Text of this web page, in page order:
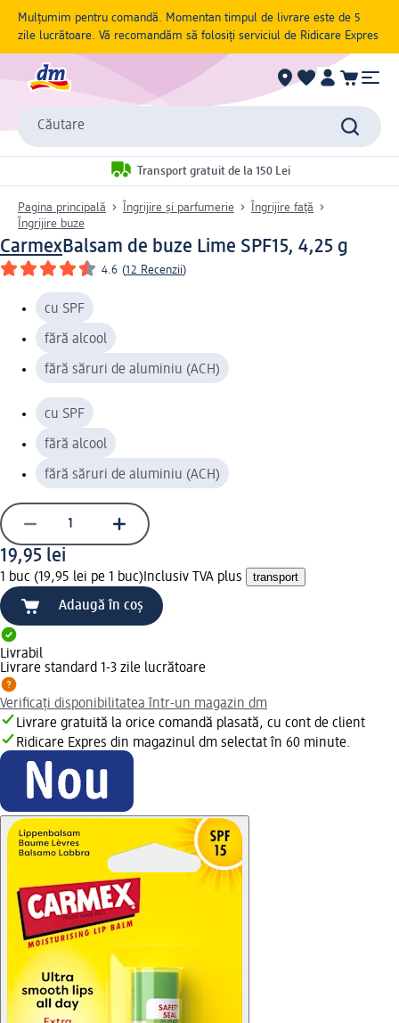
Mulțumim pentru comandă. Momentan timpul de livrare este de 5
zile lucrătoare. Vă recomandăm să folosiți serviciul de Ridicare Expres
Căutare
Transport gratuit de la 150 Lei
Pagina principală Îngrijire și parfumerie
Îngrijire față
Îngrijire buze
CarmexBalsam de buze Lime SPF15, 4,25 g
4.6 (12 Recenzii)
cu SPF
fără alcool
fără săruri de aluminiu (ACH)
cu SPF
fără alcool
fără săruri de aluminiu (ACH)
19,95 lei
1 buc (19,95 lei pe 1 buc) Inclusiv TVA plus transport
Adaugă în coș
Livrabil
Livrare standard 1-3 zile lucrătoare
Verificați disponibilitatea într-un magazin dm
Livrare gratuită la orice comandă plasată, cu cont de client
Ridicare Expres din magazinul dm selectat în 60 minute.